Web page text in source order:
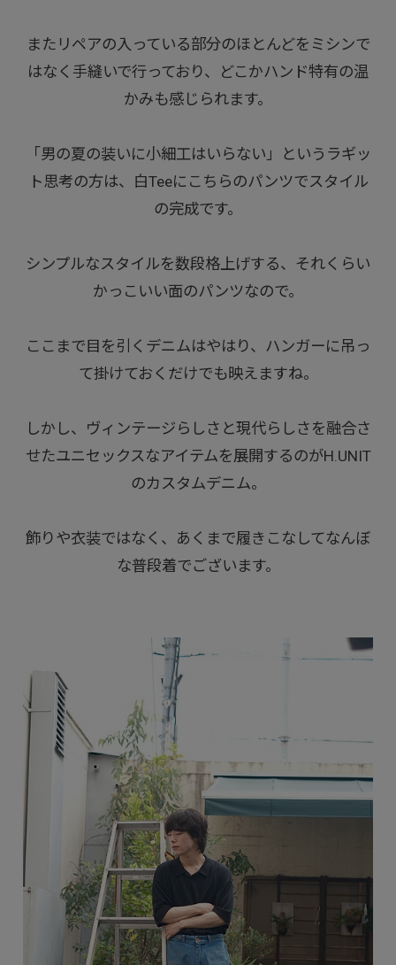
またリペアの入っている部分のほとんどをミシンで
はなく手縫いで行っており、どこかハンド特有の温
かみも感じられます。
「男の夏の装いに小細工はいらない」というラギッ
ト思考の方は、白Teeにこちらのパンツでスタイル
の完成です。
シンプルなスタイルを数段格上げする、それくらい
かっこいい面のパンツなので。
ここまで目を引くデニムはやはり、ハンガーに吊っ
て掛けておくだけでも映えますね。
しかし、ヴィンテージらしさと現代らしさを融合さ
せたユニセックスなアイテムを展開するのがH.UNIT
のカスタムデニム。
飾りや衣装ではなく、あくまで履きこなしてなんぼ
な普段着でございます。